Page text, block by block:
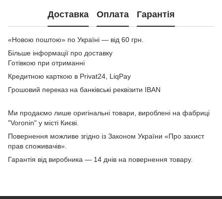
Доставка Оплата Гарантія
«Новою поштою» по Україні — від 60 грн.
Більше інформації про доставку
Готівкою при отриманні
Кредитною карткою в Privat24, LiqPay
Грошовий переказ на банківські реквізити IBAN
Ми продаємо лише оригінальні товари, вироблені на фабриці
"Voronin" у місті Києві.
Повернення можливе згідно із Законом України «Про захист
прав споживачів».
Гарантія від виробника — 14 днів на повернення товару.